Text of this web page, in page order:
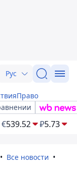
Рус
Право
€539.52 ₽5.73
Все новости